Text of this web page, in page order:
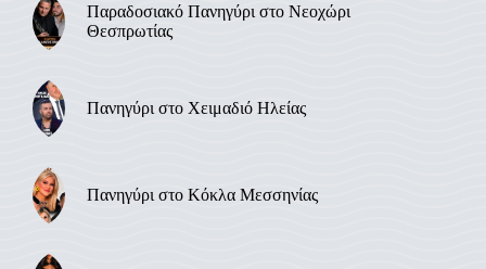
Παραδοσιακό Πανηγύρι στο Νεοχώρι
Θεσπρωτίας
Πανηγύρι στο Χειμαδιό Ηλείας
Πανηγύρι στο Κόκλα Μεσσηνίας